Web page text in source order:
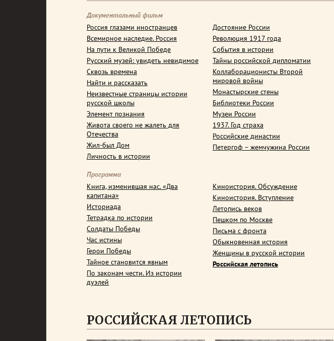
Документальный фильм
Россия глазами иностранцев
Всемирное наследие. Россия
На пути к Великой Победе
Русский музей: увидеть невидимое
Сквозь времена
Найти и рассказать
Неизвестные страницы истории
русской школы
Элемент познания
Живота своего не жалеть для
Отечества
Жил-был Дом
Личность в истории
Достояние России
Революция 1917 года
События в истории
Тайны российской дипломатии
Коллаборационисты Второй
мировой войны
Монастырские стены
Библиотеки России
Музеи России
1937. Год страха
Российские династии
Петергоф – жемчужина России
Программа
Книга, изменившая нас. «Два
капитана»
Историада
Тетрадка по истории
Солдаты Победы
Час истины
Герои Победы
Тайное становится явным
По законам чести. Из истории
дуэлей
Киноистория. Обсуждение
Киноистория. Вступление
Летопись веков
Пешком по Москве
Письма с фронта
Обыкновенная история
Женщины в русской истории
Российская летопись
РОССИЙСКАЯ ЛЕТОПИСЬ